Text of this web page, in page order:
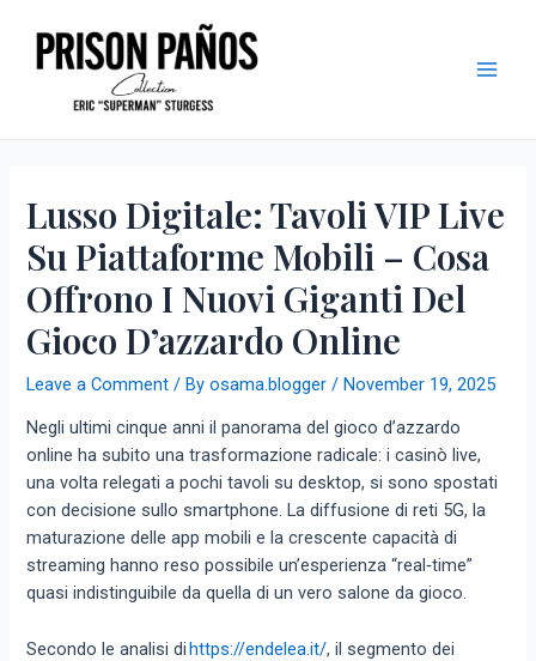
content
Lusso Digitale: Tavoli VIP Live
Su Piattaforme Mobili – Cosa
Offrono I Nuovi Giganti Del
Gioco D’azzardo Online
Leave a Comment / Byosama.blogger/November 19, 2025
Negli ultimi cinque anni il panorama del gioco d’azzardo
online ha subito una trasformazione radicale: i casinò live,
una volta relegati a pochi tavoli su desktop, si sono spostati
con decisione sullo smartphone. La diffusione di reti 5G, la
maturazione delle app mobili e la crescente capacità di
streaming hanno reso possibile un’esperienza “real‑time”
quasi indistinguibile da quella di un vero salone da gioco.
Secondo le analisi dihttps://endelea.it/, il segmento dei
navigation